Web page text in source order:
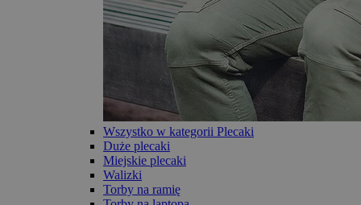
Wszystko w kategorii Plecaki
Duże plecaki
Miejskie plecaki
Walizki
Torby na ramię